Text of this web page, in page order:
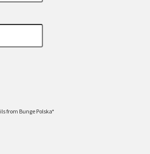
from Bunge Polska*